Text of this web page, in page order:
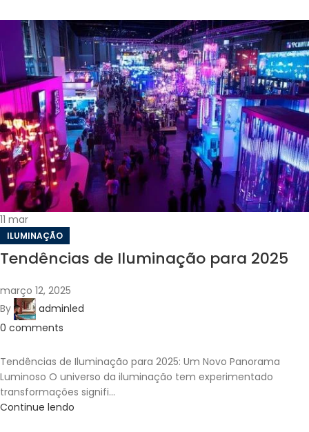
11 mar
ILUMINAÇÃO
Tendências de Iluminação para 2025
março 12, 2025
By
adminled
0 comments
Tendências de Iluminação para 2025: Um Novo Panorama
Luminoso O universo da iluminação tem experimentado
transformações signifi...
Continue lendo